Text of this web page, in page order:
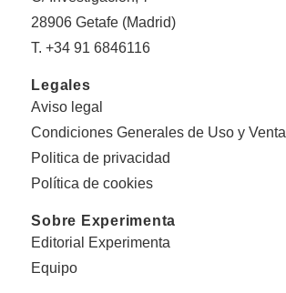
28906 Getafe (Madrid)
T. +34 91 6846116
Legales
Aviso legal
Condiciones Generales de Uso y Venta
Politica de privacidad
Política de cookies
Sobre Experimenta
Editorial Experimenta
Equipo